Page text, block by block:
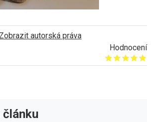
Zobrazit autorská práva
Hodnocení
Give it 1/5
Give it 2/5
Give it 3/5
Give it 4/5
Give it 5/5
článku